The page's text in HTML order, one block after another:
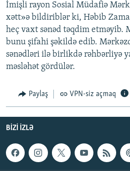
İmişli rayon Sosial Müdafiə
xətt»ə bildiriblər ki, Həbib
heç vaxt sənəd təqdim etməyib.
bunu şifahi şəkildə edib.
sənədləri ilə birlikdə rəhbərliyə
məsləhət gördülər.
Paylaş VPN-siz açmaq
BIZI IZLƏ